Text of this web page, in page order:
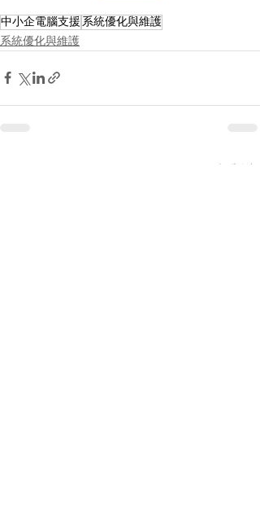
中小企電腦支援系統優化與維護
系統優化與維護